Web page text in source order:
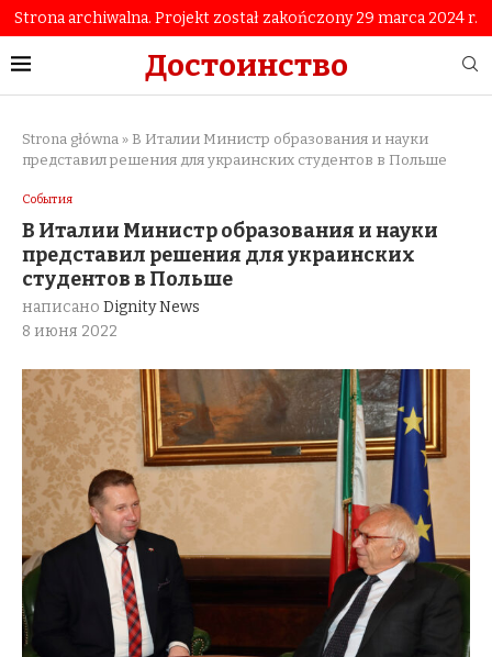
Strona archiwalna. Projekt został zakończony 29 marca 2024 r.
Достоинство
Strona główna » В Италии Министр образования и науки
представил решения для украинских студентов в Польше
События
В Италии Министр образования и науки
представил решения для украинских
студентов в Польше
написано Dignity News
8 июня 2022